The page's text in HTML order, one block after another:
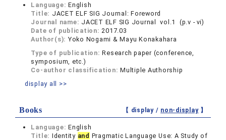
Language:English
Title: JACET ELF SIG Journal: Foreword
Journal name: JACET ELF SIG Journal vol.1 (p.ⅴ - ⅵ)
Date of publication:2017.03
Author(s): Yoko Nogami & Mayu Konakahara
Type of publication:Research paper (conference,
symposium, etc.)
Co-author classification:Multiple Authorship
display all >>
Books 【 display / non-display】
Language:English
Title: Identity and Pragmatic Language Use: A Study of